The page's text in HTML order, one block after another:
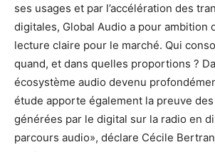
ses usages et par l’accélération des
digitales, Global Audio a pour ambition
lecture claire pour le marché. Qui
quand, et dans quelles proportions ?
écosystème audio devenu
étude apporte également la preuve
générées par le digital sur la radio en
parcours audio», déclare Cécile